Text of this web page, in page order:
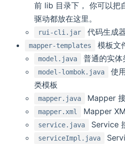
前 lib 目录下， 你可以把
驱动都放在这里。
rui-cli.jar 代码生成
mapper-templates 模板文
model.java 普通的实体
model-lombok.java
使
类模板
mapper.java Mapper
mapper.xml Mapper
service.java Service
serviceImpl.java